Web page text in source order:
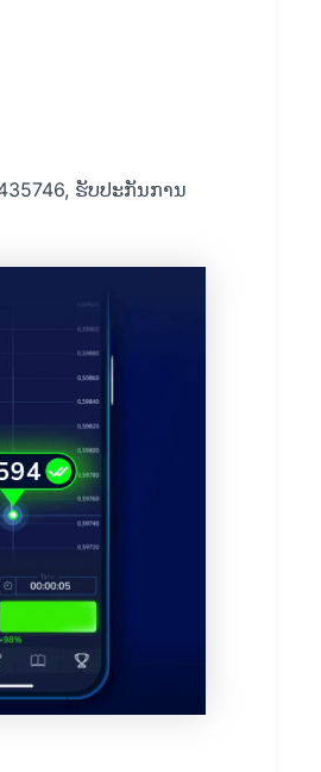
ຮັບປະກັນການ